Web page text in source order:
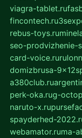
viagra-tablet.ru
fincontech.ru
rebus-toys.ru
seo-prodvizhenie-
card-voice.ru
domizbrusa-
a380club.ru
perk-oka.rug-
naruto-x.ru
spayderhed-
webamator.ruma-